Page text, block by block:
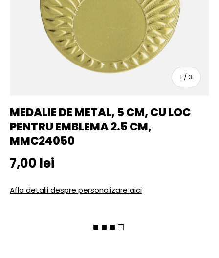
1 / sau
3
MEDALIE DE METAL, 5 CM, CU LOC
PENTRU EMBLEMA 2.5 CM,
MMC24050
Pret initial
7,00 lei
Afla detalii despre personalizare aici
■ ■ ■ □